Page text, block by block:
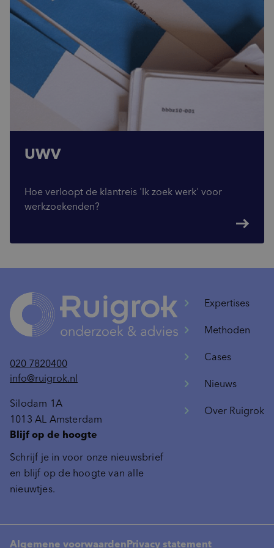
UWV
Hoe verloopt de klantreis 'Ik zoek werk' voor
werkzoekenden?
east
020 7820400
info@ruigrok.nl
Silodam 1A
1013 AL Amsterdam
Expertises
Methoden
Cases
Nieuws
Over Ruigrok
Blijf op de hoogte
Schrijf je in voor onze nieuwsbrief
en blijf op de hoogte van alle
nieuwtjes.
Algemene voorwaarden Privacy statement